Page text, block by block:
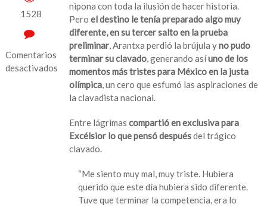
1528
Comentarios
desactivados
nipona con toda la ilusión de hacer historia.
Peroel destino le tenía preparado algo muy
diferente, en su tercer salto en la prueba
preliminar, Arantxa perdió la brújula yno pudo
terminar su clavado, generando asíuno de los
momentos más tristes para México en la justa
olímpica, un cero que esfumó las aspiraciones de
la clavadista nacional.
Entre lágrimascompartió en exclusiva para
Excélsior lo que pensó despuésdel trágico
clavado.
“Me siento muy mal, muy triste. Hubiera
querido que este día hubiera sido diferente.
Tuve que terminar la competencia, era lo